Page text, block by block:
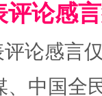
评论感
论感言
中国全